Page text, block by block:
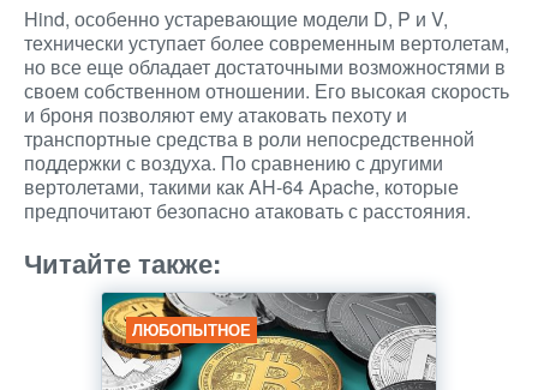
Hind, особенно устаревающие модели D, P и V,
технически уступает более современным вертолетам,
но все еще обладает достаточными возможностями в
своем собственном отношении. Его высокая скорость
и броня позволяют ему атаковать пехоту и
транспортные средства в роли непосредственной
поддержки с воздуха. По сравнению с другими
вертолетами, такими как AH-64 Apache, которые
предпочитают безопасно атаковать с расстояния.
Читайте также:
ЛЮБОПЫТНОЕ